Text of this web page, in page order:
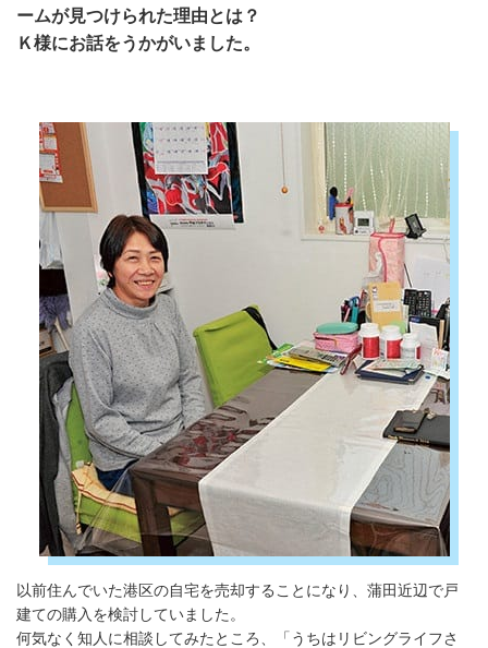
ームが見つけられた理由とは？
Ｋ様にお話をうかがいました。
以前住んでいた港区の自宅を売却することになり、蒲田近辺で戸
建ての購入を検討していました。
何気なく知人に相談してみたところ、「うちはリビングライフさ